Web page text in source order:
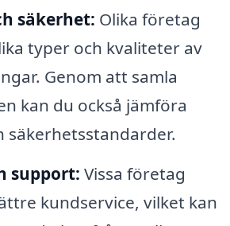
säkerhet: Olika företag
typer och kvaliteter av
Genom att samla
kan du också jämföra
säkerhetsstandarder.
support: Vissa företag
kundservice, vilket kan